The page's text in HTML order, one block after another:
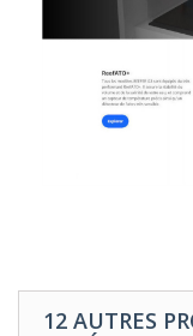
12 AUTRES